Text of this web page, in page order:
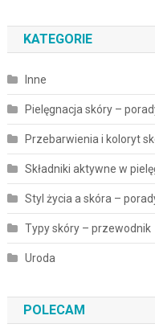
KATEGORIE
Inne
Pielęgnacja skóry –
Przebarwienia i koloryt
Składniki aktywne w
Styl życia a skóra –
Typy skóry – przewodnik
Uroda
POLECAM